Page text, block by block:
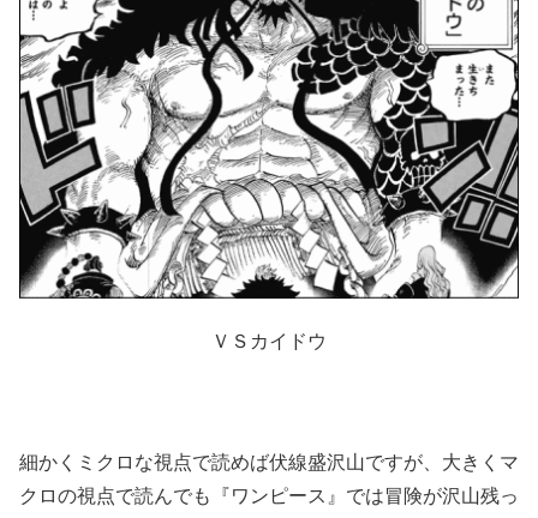
ＶＳカイドウ
細かくミクロな視点で読めば伏線盛沢山ですが、大きくマ
クロの視点で読んでも『ワンピース』では冒険が沢山残っ